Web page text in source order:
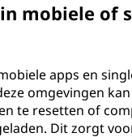
mobiele of
apps en
omgevingen
te resetten of
Dit zorgt